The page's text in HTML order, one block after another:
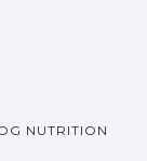
NUTRITION